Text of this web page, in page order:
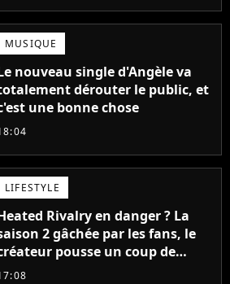
MUSIQUE
nouveau single d'Angèle va
dérouter le public, et
une bonne chose
LIFESTYLE
Rivalry en danger ? La
2 gâchée par les fans, le
pousse un coup de